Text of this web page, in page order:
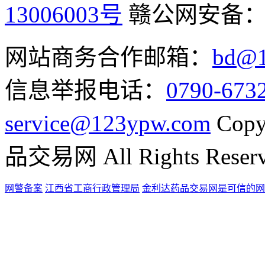
13006003号 赣公网安备
网站商务合作邮箱：
信息举报电话： 0790-
service@123ypw.com
品交易网 All Rights
网警备案 江西省工商行政管理局 金利达药品交易网是可信的